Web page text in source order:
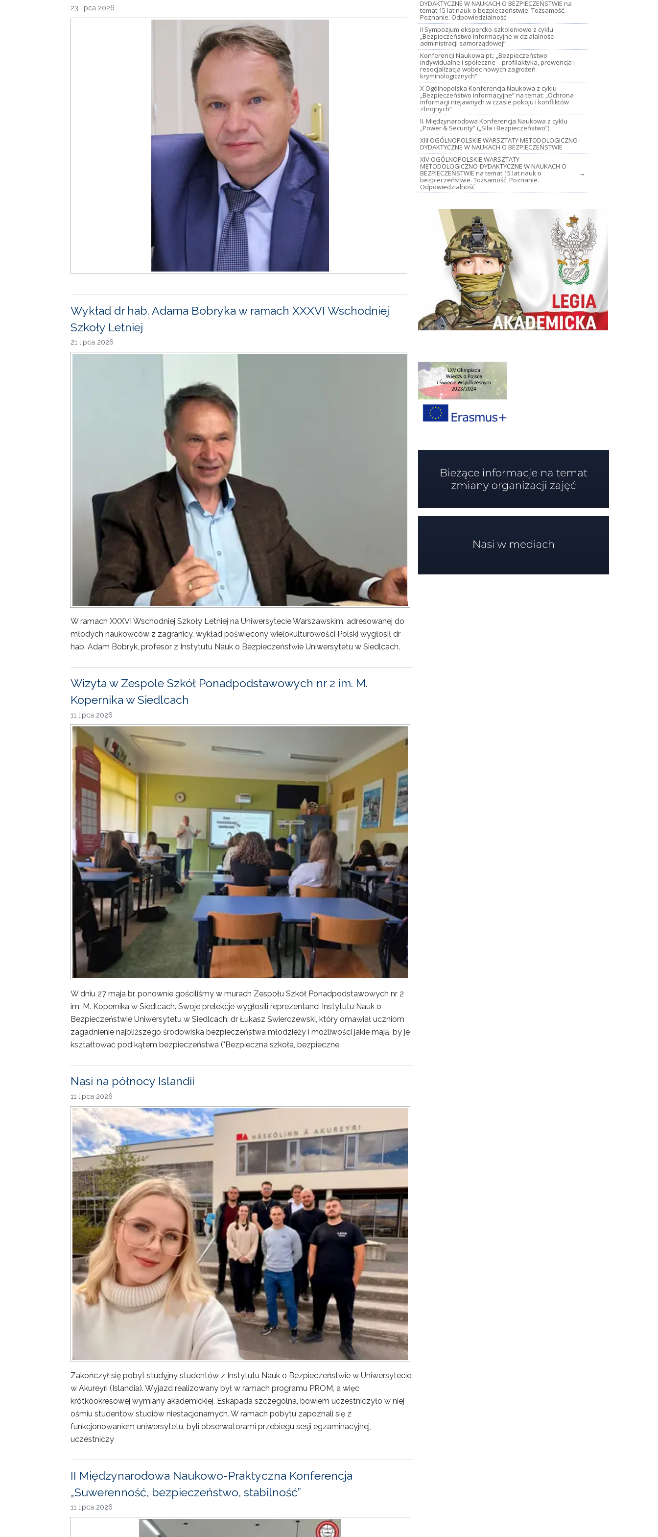
23 lipca 2026
Wykład dr hab. Adama Bobryka w ramach XXXVI Wschodniej
Szkoły Letniej
21 lipca 2026
W ramach XXXVI Wschodniej Szkoły Letniej na Uniwersytecie Warszawskim, adresowanej do
młodych naukowców z zagranicy, wykład poświęcony wielokulturowości Polski wygłosił dr
hab. Adam Bobryk, profesor z Instytutu Nauk o Bezpieczeństwie Uniwersytetu w Siedlcach.
Wizyta w Zespole Szkół Ponadpodstawowych nr 2 im. M.
Kopernika w Siedlcach
11 lipca 2026
W dniu 27 maja br. ponownie gościliśmy w murach Zespołu Szkół Ponadpodstawowych nr 2
im. M. Kopernika w Siedlcach. Swoje prelekcje wygłosili reprezentanci Instytutu Nauk o
Bezpieczeństwie Uniwersytetu w Siedlcach: dr Łukasz Świerczewski, który omawiał uczniom
zagadnienie najbliższego środowiska bezpieczeństwa młodzieży i możliwości jakie mają, by je
kształtować pod kątem bezpieczeństwa ("Bezpieczna szkoła, bezpieczne
Nasi na północy Islandii
11 lipca 2026
Zakończył się pobyt studyjny studentów z Instytutu Nauk o Bezpieczeństwie w Uniwersytecie
w Akureyri (Islandia). Wyjazd realizowany był w ramach programu PROM, a więc
krótkookresowej wymiany akademickiej. Eskapada szczególna, bowiem uczestniczyło w niej
ośmiu studentów studiów niestacjonarnych. W ramach pobytu zapoznali się z
funkcjonowaniem uniwersytetu, byli obserwatorami przebiegu sesji egzaminacyjnej,
uczestniczy
II Międzynarodowa Naukowo-Praktyczna Konferencja
„Suwerenność, bezpieczeństwo, stabilność”
11 lipca 2026
DYDAKTYCZNE W NAUKACH O BEZPIECZEŃSTWIE na
temat 15 lat nauk o bezpieczeństwie. Tożsamość.
Poznanie. Odpowiedzialność
II Sympozjum ekspercko-szkoleniowe z cyklu
„Bezpieczeństwo informacyjne w działalności
administracji samorządowej”
Konferencji Naukowa pt.: „Bezpieczeństwo
indywidualne i społeczne – profilaktyka, prewencja i
resocjalizacja wobec nowych zagrożeń
kryminologicznych”
X Ogólnopolska Konferencja Naukowa z cyklu
„Bezpieczeństwo informacyjne” na temat: „Ochrona
informacji niejawnych w czasie pokoju i konfliktów
zbrojnych”
II. Międzynarodowa Konferencja Naukowa z cyklu
„Power & Security” („Siła i Bezpieczeństwo”)
XIII OGÓLNOPOLSKIE WARSZTATY METODOLOGICZNO-
DYDAKTYCZNE W NAUKACH O BEZPIECZEŃSTWIE
XIV OGÓLNOPOLSKIE WARSZTATY
METODOLOGICZNO-DYDAKTYCZNE W NAUKACH O
BEZPIECZEŃSTWIE na temat 15 lat nauk o
bezpieczeństwie. Tożsamość. Poznanie.
Odpowiedzialność
→